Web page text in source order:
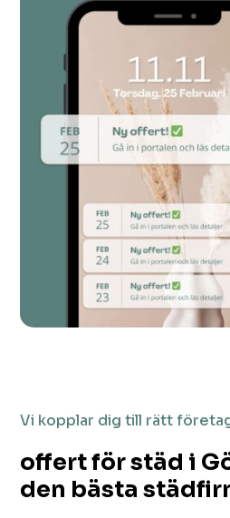
Vi kopplar dig till rätt
offert för städ i
den bästa